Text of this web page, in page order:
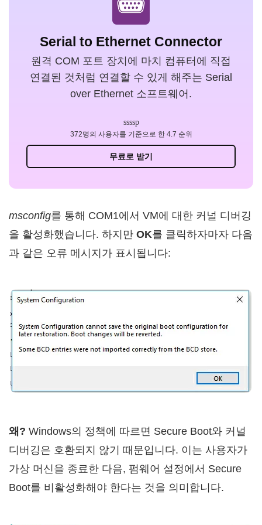
Serial to Ethernet Connector
원격 COM 포트 장치에 마치 컴퓨터에 직접
연결된 것처럼 연결할 수 있게 해주는 Serial
over Ethernet 소프트웨어.
무료로 받기
372명의 사용자를 기준으로 한 4.7 순위
msconfig를 통해 COM1에서 VM에 대한 커널 디버깅
을 활성화했습니다. 하지만 OK를 클릭하자마자 다음
과 같은 오류 메시지가 표시됩니다:
왜? Windows의 정책에 따르면 Secure Boot와 커널
디버깅은 호환되지 않기 때문입니다. 이는 사용자가
가상 머신을 종료한 다음, 펌웨어 설정에서 Secure
Boot를 비활성화해야 한다는 것을 의미합니다.